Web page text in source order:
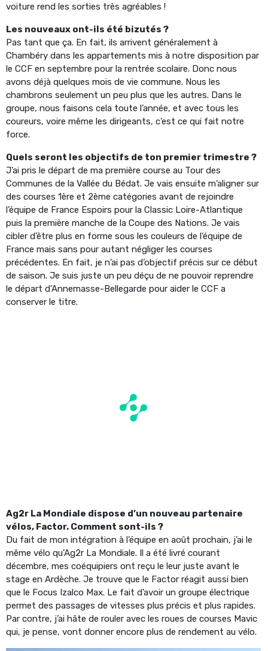
voiture rend les sorties très agréables !
Les nouveaux ont-ils été bizutés ?
Pas tant que ça. En fait, ils arrivent généralement à
Chambéry dans les appartements mis à notre disposition par
le CCF en septembre pour la rentrée scolaire. Donc nous
avons déjà quelques mois de vie commune. Nous les
chambrons seulement un peu plus que les autres. Dans le
groupe, nous faisons cela toute l’année, et avec tous les
coureurs, voire même les dirigeants, c’est ce qui fait notre
force.
Quels seront les objectifs de ton premier trimestre ?
J’ai pris le départ de ma première course au Tour des
Communes de la Vallée du Bédat. Je vais ensuite m’aligner sur
des courses 1ère et 2ème catégories avant de rejoindre
l’équipe de France Espoirs pour la Classic Loire-Atlantique
puis la première manche de la Coupe des Nations. Je vais
cibler d’être plus en forme sous les couleurs de l’équipe de
France mais sans pour autant négliger les courses
précédentes. En fait, je n’ai pas d’objectif précis sur ce début
de saison. Je suis juste un peu déçu de ne pouvoir reprendre
le départ d’Annemasse-Bellegarde pour aider le CCF a
conserver le titre.
Ag2r La Mondiale dispose d’un nouveau partenaire
vélos, Factor. Comment sont-ils ?
Du fait de mon intégration à l’équipe en août prochain, j’ai le
même vélo qu’Ag2r La Mondiale. Il a été livré courant
décembre, mes coéquipiers ont reçu le leur juste avant le
stage en Ardèche. Je trouve que le Factor réagit aussi bien
que le Focus Izalco Max. Le fait d’avoir un groupe électrique
permet des passages de vitesses plus précis et plus rapides.
Par contre, j’ai hâte de rouler avec les roues de courses Mavic
qui, je pense, vont donner encore plus de rendement au vélo.